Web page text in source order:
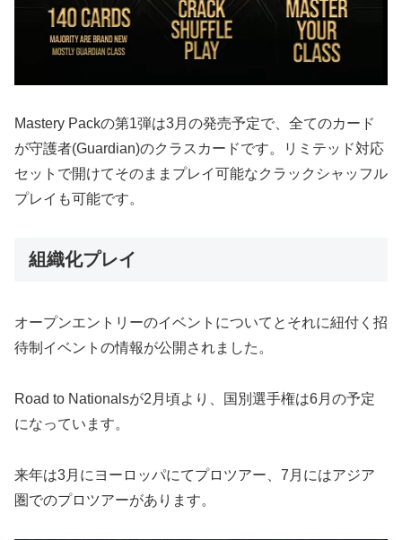
Mastery Packの第1弾は3月の発売予定で、全てのカード
が守護者(Guardian)のクラスカードです。リミテッド対応
セットで開けてそのままプレイ可能なクラックシャッフル
プレイも可能です。
組織化プレイ
オープンエントリーのイベントについてとそれに紐付く招
待制イベントの情報が公開されました。
Road to Nationalsが2月頃より、国別選手権は6月の予定
になっています。
来年は3月にヨーロッパにてプロツアー、7月にはアジア
圏でのプロツアーがあります。